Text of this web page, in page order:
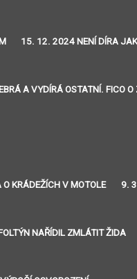
15. 12. 2024 NENÍ DÍRA
A VYDÍRÁ OSTATNÍ. FICO O
KRÁDEŽÍCH V MOTOLE 9.
NAŘÍDIL ZMLÁTIT ŽIDA